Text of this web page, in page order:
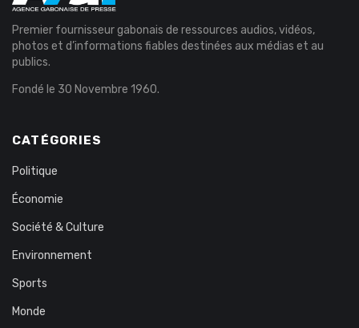
Premier fournisseur gabonais de ressources audios, vidéos,
photos et d’informations fiables destinées aux médias et au
publics.
Fondé le 30 Novembre 1960.
CATÉGORIES
Politique
Économie
Société & Culture
Environnement
Sports
Monde